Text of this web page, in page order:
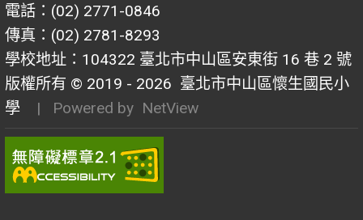
電話：(02) 2771-0846
傳真：(02) 2781-8293
學校地址：104322 臺北市中山區安東街 16 巷 2 號
版權所有 © 2019 - 2026 臺北市中山區懷生國民小
學
| Powered by NetView